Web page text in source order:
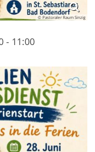
© Pastoraler Raum Sinzig
- 11:00